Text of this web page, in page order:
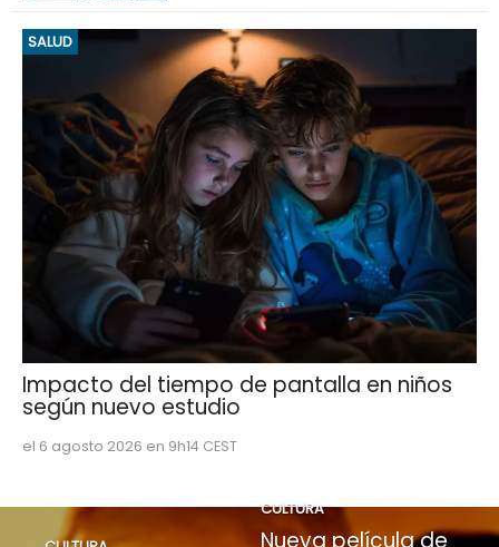
SALUD
Impacto del tiempo de pantalla en niños
según nuevo estudio
el 6 agosto 2026 en 9h14 CEST
CULTURA
Nueva película de